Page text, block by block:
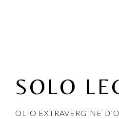
SOLO
OLIO EXTRAVERGINE